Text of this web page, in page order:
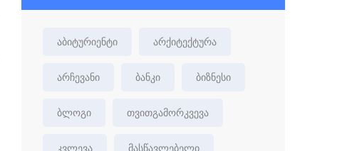
აბიტურიენტი არქიტექტურა
არჩევანი ბანკი ბიზნესი
ბლოგი თვითგამორკვევა
კვლევა მასწავლებელი